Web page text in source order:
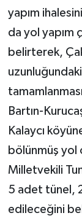
yapım
da yol yapım
belirterek,
uzunluğundaki
Bartın-
Kalaycı
bölünmüş yol
Milletvekili
5 adet tünel,
edileceğini